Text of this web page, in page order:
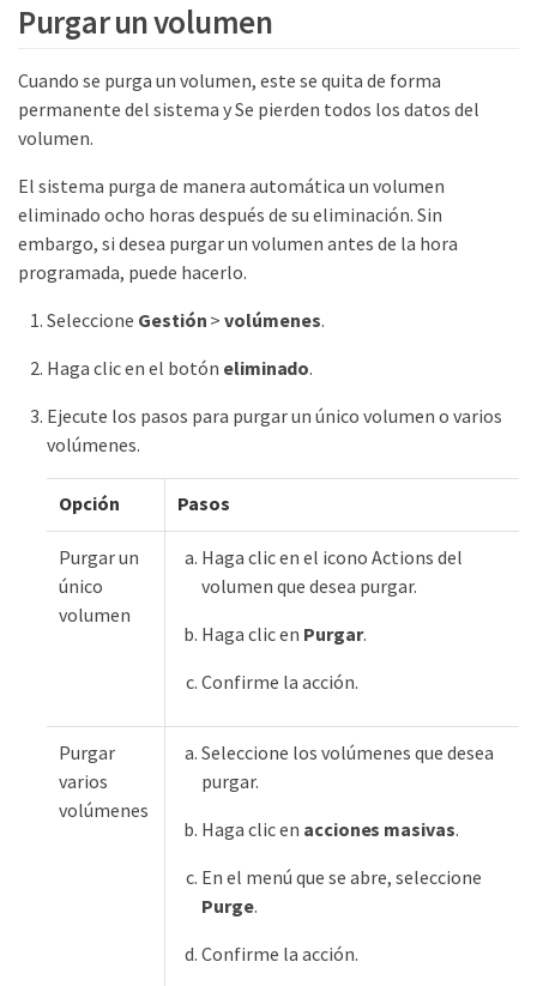
Purgar un volumen
Cuando se purga un volumen, este se quita de forma
permanente del sistema y Se pierden todos los datos del
volumen.
El sistema purga de manera automática un volumen
eliminado ocho horas después de su eliminación. Sin
embargo, si desea purgar un volumen antes de la hora
programada, puede hacerlo.
Seleccione Gestión >volúmenes.
Haga clic en el botón eliminado.
Ejecute los pasos para purgar un único volumen o varios
volúmenes.
Opción Pasos
Purgar un
único
volumen
Haga clic en el icono Actions del
volumen que desea purgar.
Haga clic en Purgar.
Confirme la acción.
Purgar
varios
volúmenes
Seleccione los volúmenes que desea
purgar.
Haga clic en acciones masivas.
En el menú que se abre, seleccione
Purge.
Confirme la acción.